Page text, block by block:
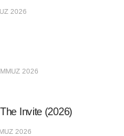
2026
2026
Invite (2026)
2026